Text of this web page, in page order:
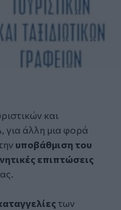
και
για άλλη μια φορά
υποβάθμιση του
επιπτώσεις
των